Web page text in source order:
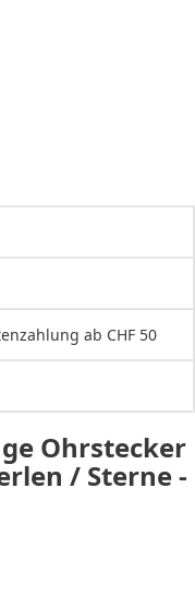
ab CHF 50
Ohrstecker
/ Sterne -